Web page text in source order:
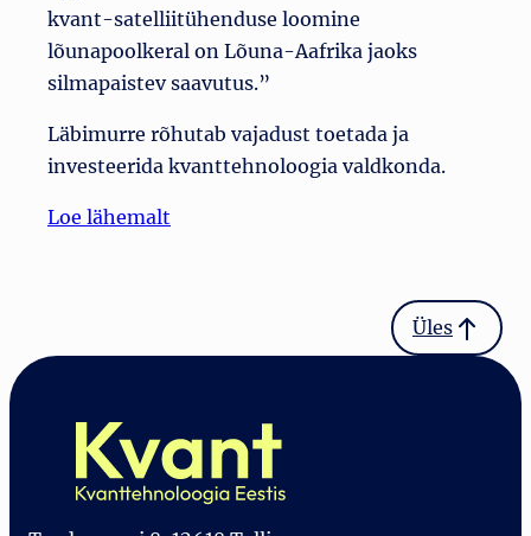
kvant-satelliitühenduse loomine
lõunapoolkeral on Lõuna-Aafrika jaoks
silmapaistev saavutus.”
Läbimurre rõhutab vajadust toetada ja
investeerida kvanttehnoloogia valdkonda.
Loe lähemalt
Üles